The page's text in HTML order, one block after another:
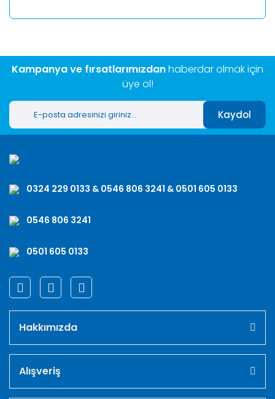
Kampanya ve fırsatlarımızdanhaberdar olmak için
üye ol!
Kaydol
0324 229 0133 & 0546 806 3241 & 0501 605 0133
0546 806 3241
0501 605 0133
Hakkımızda
Alışveriş